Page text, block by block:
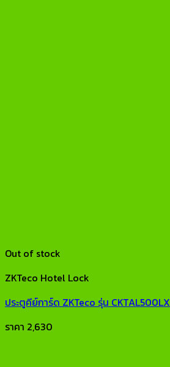
Out of stock
ZKTeco Hotel Lock
ประตูคีย์การ์ด ZKTeco รุ่น CKTAL500LX
ราคา 2,630